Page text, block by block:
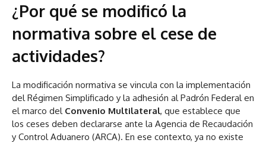
¿Por qué se modificó la
normativa sobre el cese de
actividades?
La modificación normativa se vincula con la implementación
del Régimen Simplificado y la adhesión al Padrón Federal en
el marco del Convenio Multilateral, que establece que
los ceses deben declararse ante la Agencia de Recaudación
y Control Aduanero (ARCA). En ese contexto, ya no existe